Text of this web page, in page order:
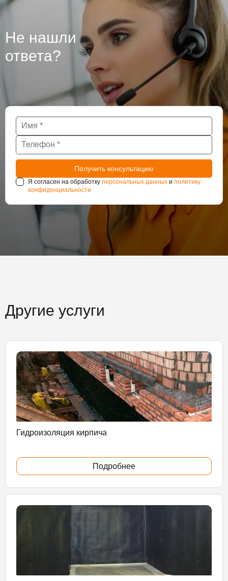
гидроизоляцию бетона, из которого они сделаны, так
как при проведении работ могут использоваться
различные технологии. Крупные подземные
сооружения такие как тоннели и паркинги также
нуждаются в постоянном наблюдении за
состоянием гидроизоляции.
Не нашли
ответа?
Я согласен на обработку персональных данных и политику
конфиденциальности
Другие услуги
Гидроизоляция кирпича
Подробнее